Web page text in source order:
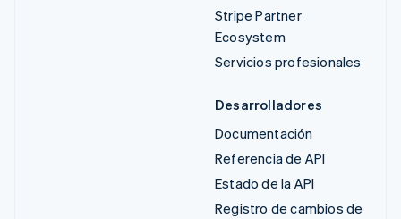
Stripe Partner
Ecosystem
Servicios profesionales
Desarrolladores
Documentación
Referencia de API
Estado de la API
Registro de cambios de